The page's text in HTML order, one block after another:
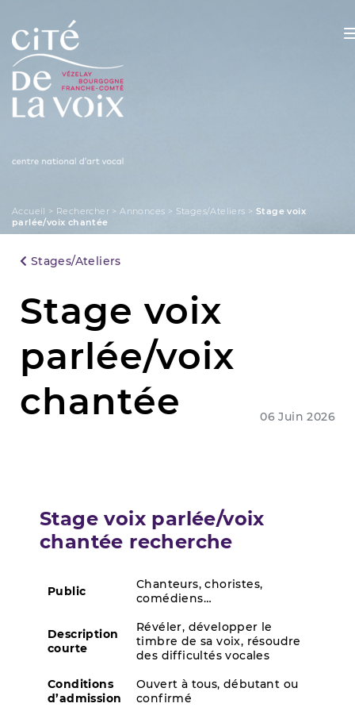
Skip
content
Accueil > Rechercher >Annonces > Stages/Ateliers > Stage voix
parlée/voix chantée
Stages/Ateliers
Stage voix
parlée/voix
chantée
06 Juin 2026
Stage voix parlée/voix
chantée recherche
Public
Chanteurs, choristes,
comédiens…
Description
courte
Révéler, développer le
timbre de sa voix, résoudre
des difficultés vocales
Conditions
d’admission
Ouvert à tous, débutant ou
confirmé